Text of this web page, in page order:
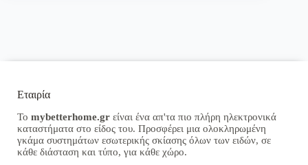
Εταιρία
Το mybetterhome.gr είναι ένα απ'τα πιο πλήρη ηλεκτρονικά
καταστήματα στο είδος του. Προσφέρει μια ολοκληρωμένη
γκάμα συστημάτων εσωτερικής σκίασης όλων των ειδών, σε
κάθε διάσταση και τύπο, για κάθε χώρο.